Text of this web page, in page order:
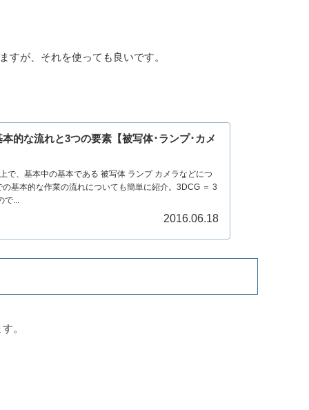
すが、それを使っても良いです。
的な流れと3つの要素【被写体･ランプ･カメ
で、基本中の基本である 被写体 ランプ カメラなどにつ
基本的な作業の流れについても簡単に紹介。3DCG ＝ 3
で...
2016.06.18
。